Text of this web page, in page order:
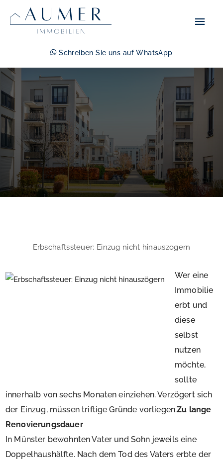
Schreiben Sie uns auf WhatsApp
Erbschaftssteuer: Einzug nicht hinauszögern
Wer eine
Immobilie
erbt und
diese
selbst
nutzen
möchte,
sollte
innerhalb von sechs Monaten einziehen. Verzögert sich
der Einzug, müssen triftige Gründe vorliegen.Zu lange
Renovierungsdauer
In Münster bewohnten Vater und Sohn jeweils eine
Doppelhaushälfte. Nach dem Tod des Vaters erbte der